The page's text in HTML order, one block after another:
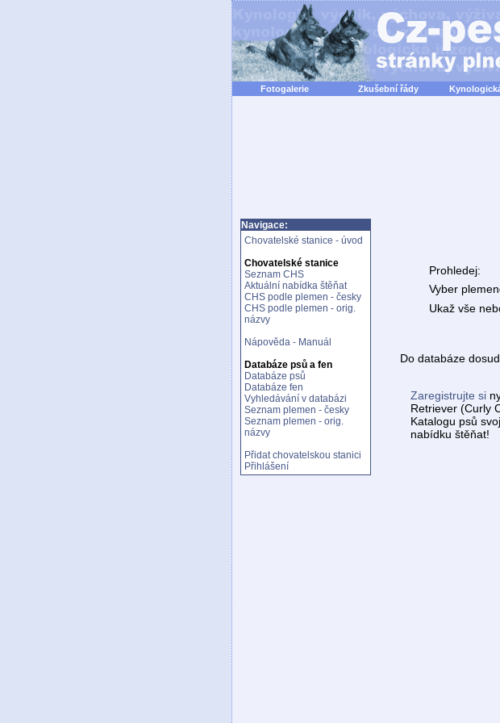
Fotogalerie Zkušební řády
Navigace:
Chovatelské stanice - úvod
Chovatelské stanice
Seznam CHS
Aktuální nabídka štěňat
CHS podle plemen - česky
CHS podle plemen - orig.
názvy
Nápověda - Manuál
Databáze psů a fen
Databáze psů
Databáze fen
Vyhledávání v databázi
Seznam plemen - česky
Seznam plemen - orig.
názvy
Přidat chovatelskou stanici
Přihlášení
Prohledej:
Vyber
Ukaž vše
Do databáze
Zaregistrujte si
Retriever (Curly
Katalogu psů
nabídku štěňat!